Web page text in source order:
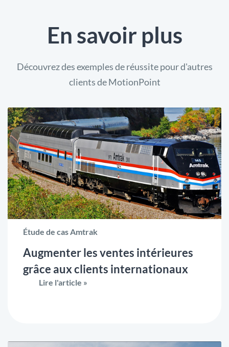
En savoir plus
Découvrez des exemples de réussite pour d'autres
clients de MotionPoint
Étude de cas Amtrak
Augmenter les ventes intérieures
grâce aux clients internationaux
Lire l'article »